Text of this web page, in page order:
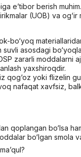
e’tibor berish
(UOB) va
bo‘yoq
asosdagi
zararli moddalarni
yaxshiroqdir.
qog‘oz yoki flizelin
nafaqat xavfsiz,
qoplangan bo‘lsa
bo‘lgan smola